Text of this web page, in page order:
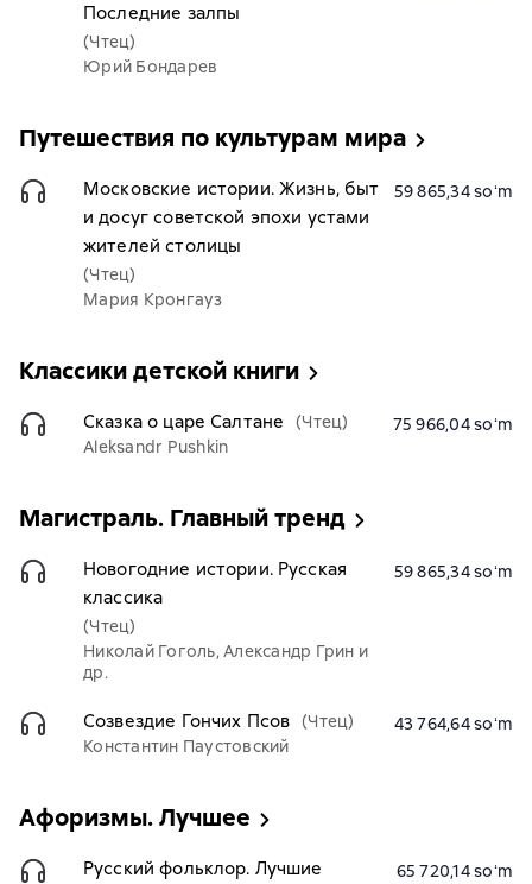
Последние залпы
(Чтец)
Юрий Бондарев
Путешествия по культурам мира
Московские истории. Жизнь, быт
и досуг советской эпохи устами
жителей столицы
(Чтец)
Мария Кронгауз
59 865,34 soʻm
Классики детской книги
Сказка о царе Салтане
(Чтец)
Aleksandr Pushkin
75 966,04 soʻm
Магистраль. Главный тренд
Новогодние истории. Русская
классика
(Чтец)
Николай Гоголь, Александр Грин и
др.
59 865,34 soʻm
Созвездие Гончих Псов (Чтец)
Константин Паустовский
43 764,64 soʻm
Афоризмы. Лучшее
Русский фольклор. Лучшие 65 720,14 soʻm